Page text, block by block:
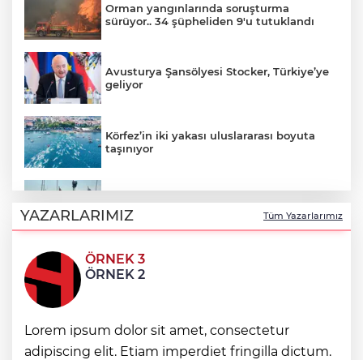
Orman yangınlarında soruşturma
sürüyor.. 34 şüpheliden 9'u tutuklandı
Avusturya Şansölyesi Stocker, Türkiye’ye
geliyor
Körfez’in iki yakası uluslararası boyuta
taşınıyor
kurtarıldı
Aydınlı milli atlet Koray Uygun, U20
Dünya Şampiyonası’nda yarı finalde
Nautique Yachting şampiyonluğu elde
etti
YAZARLARIMIZ Tüm Yazarlarımız
ÖRNEK 3
ÖRNEK 2
Lorem ipsum dolor sit amet, consectetur
adipiscing elit. Etiam imperdiet fringilla dictum.